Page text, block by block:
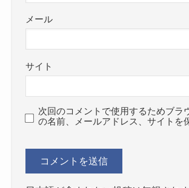
メール
サイト
次回のコメントで使用するためブラ
の名前、メールアドレス、サイトを